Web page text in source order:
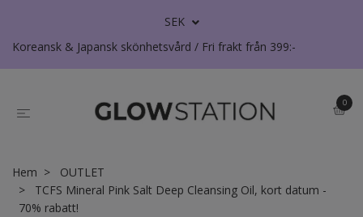
SEK
Koreansk & Japansk skönhetsvård / Fri frakt från 399:-
0
Hem
OUTLET
TCFS Mineral Pink Salt Deep Cleansing Oil, kort datum -
70% rabatt!